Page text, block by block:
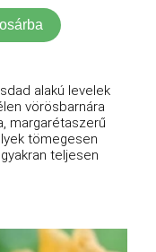
alakú levelek
vörösbarnára
margarétaszerű
tömegesen
teljesen